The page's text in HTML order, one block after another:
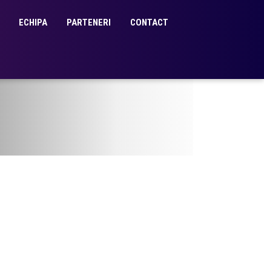
ECHIPA PARTENERI CONTACT